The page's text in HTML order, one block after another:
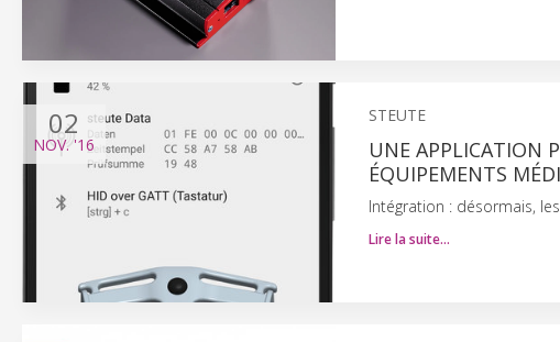
02
NOV.'16
STEUTE
UNE APPLICATION
ÉQUIPEMENTS
Intégration : désormais,
Lire la suite…